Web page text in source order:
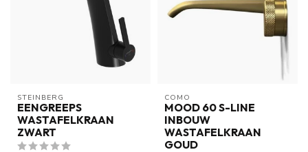
STEINBERG
EENGREEPS
WASTAFELKRAAN
ZWART
COMO
MOOD 60 S-LINE
INBOUW
WASTAFELKRAAN
GOUD